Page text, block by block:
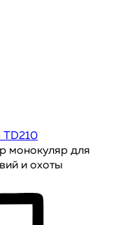
TD210
монокуляр для
и охоты